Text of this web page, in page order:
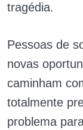
tragédia.
Pessoas de
novas
caminham
totalmente
problema